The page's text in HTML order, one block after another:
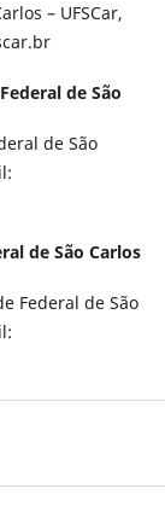
– UFSCar,
de São
de São
de São Carlos
Federal de São